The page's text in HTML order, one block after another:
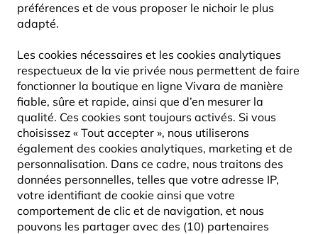
préférences et de vous proposer le nichoir le plus
adapté.
Les cookies nécessaires et les cookies analytiques
respectueux de la vie privée nous permettent de faire
fonctionner la boutique en ligne Vivara de manière
fiable, sûre et rapide, ainsi que d’en mesurer la
qualité. Ces cookies sont toujours activés. Si vous
choisissez « Tout accepter », nous utiliserons
également des cookies analytiques, marketing et de
personnalisation. Dans ce cadre, nous traitons des
données personnelles, telles que votre adresse IP,
votre identifiant de cookie ainsi que votre
comportement de clic et de navigation, et nous
pouvons les partager avec des (10) partenaires
Blog Information Aliments sûrs pour les hérissons
ALIMENTS SÛRS POUR LES
HÉRISSONS
Vivara
Content
Team
26 Juin
2025
INFORMATION
FAUNE
CONSEILS & ASTUCES